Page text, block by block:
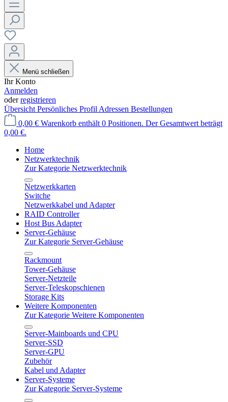
Menü schließen
Ihr Konto
Anmelden
oderregistrieren
Übersicht Persönliches Profil Adressen Bestellungen
0,00 € Warenkorb enthält 0 Positionen. Der Gesamtwert beträgt
0,00 €.
Home
Netzwerktechnik
Zur Kategorie Netzwerktechnik
Netzwerkkarten
Switche
Netzwerkkabel und Adapter
RAID Controller
Host Bus Adapter
Server-Gehäuse
Zur Kategorie Server-Gehäuse
Rackmount
Tower-Gehäuse
Server-Netzteile
Server-Teleskopschienen
Storage Kits
Weitere Komponenten
Zur Kategorie Weitere Komponenten
Server-Mainboards und CPU
Server-SSD
Server-GPU
Zubehör
Kabel und Adapter
Server-Systeme
Zur Kategorie Server-Systeme